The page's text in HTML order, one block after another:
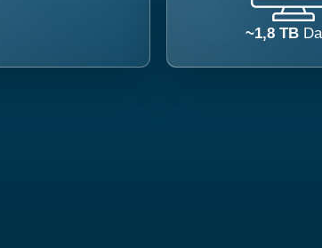
~1,8 TB